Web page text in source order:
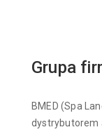
Grupa
BMED (Spa
dystrybutorem